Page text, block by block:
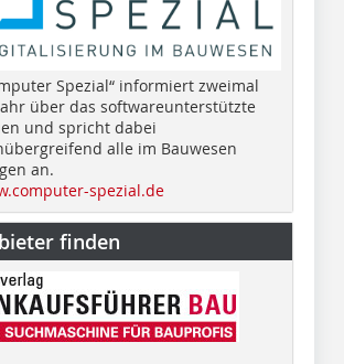
Spezial“ informiert zweimal
über das softwareunterstützte
und spricht dabei
alle im Bauwesen
an.
spezial.de
finden